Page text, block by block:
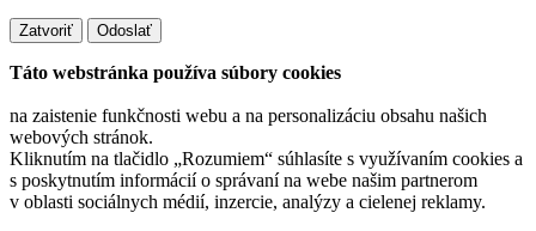
Zatvoriť Odoslať
Táto webstránka používa súbory cookies
na zaistenie funkčnosti webu a na personalizáciu obsahu našich
webových stránok.
Kliknutím na tlačidlo „Rozumiem“ súhlasíte s využívaním cookies a
s poskytnutím informácií o správaní na webe našim partnerom
v oblasti sociálnych médií, inzercie, analýzy a cielenej reklamy.